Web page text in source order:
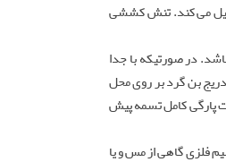
می کند. تنش کششی
در صورتیکه با جدا
بن گرد بر روی محل
پارگی کامل تسمه پیش
فلزی گاهی از مس و یا